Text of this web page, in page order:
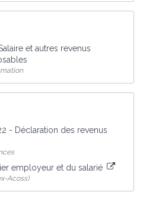
et autres revenus
- Déclaration des revenus
employeur et du salarié
Acoss)